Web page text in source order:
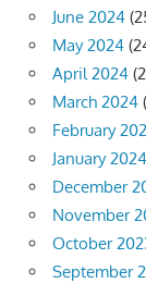
June 2024
May 2024
April 2024
March 2024
February
January 2024
December
November
October
September